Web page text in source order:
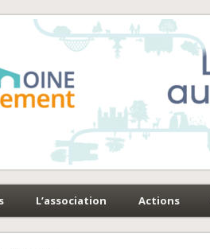
Patrimoine-
L’association Actions